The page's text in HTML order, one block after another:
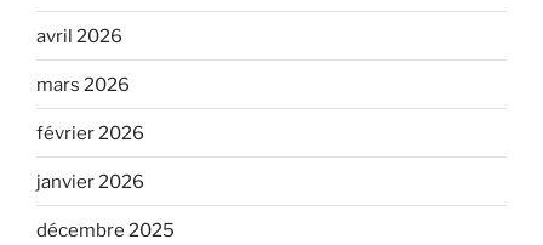
avril 2026
mars 2026
février 2026
janvier 2026
décembre 2025